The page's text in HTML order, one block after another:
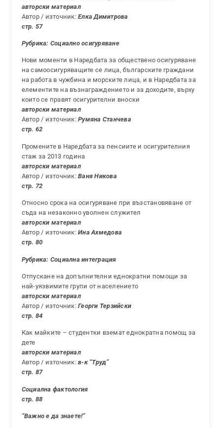
авторски материал
Автор / източник:Елка Димитрова
стр. 57
Рубрика: Социално осигуряване
Нови моменти в Наредбата за обществено осигуряване
на самоосигуряващите се лица, българските граждани
на работа в чужбина и морските лица, и в Наредбата за
елементите на възнаграждението и за доходите, върху
които се правят осигурителни вноски
авторски материал
Автор / източник:Румяна Станчева
стр. 62
Промените в Наредбата за пенсиите и осигурителния
стаж за 2013 година
авторски материал
Автор / източник:Ваня Никова
стр. 72
Относно срока на осигуряване при възстановяване от
съда на незаконно уволнен служител
авторски материал
Автор / източник:Ина Ахмедова
стр. 80
Рубрика: Социална интеграция
Отпускане на допълнителни еднократни помощи за
най-уязвимите групи от населението
авторски материал
Автор / източник:Георги Терзийски
стр. 84
Как майките – студентки вземат еднократна помощ за
дете
авторски материал
Автор / източник:в-к “Труд”
стр. 87
Социална фактология
стр. 88
“Важно е да знаете!”